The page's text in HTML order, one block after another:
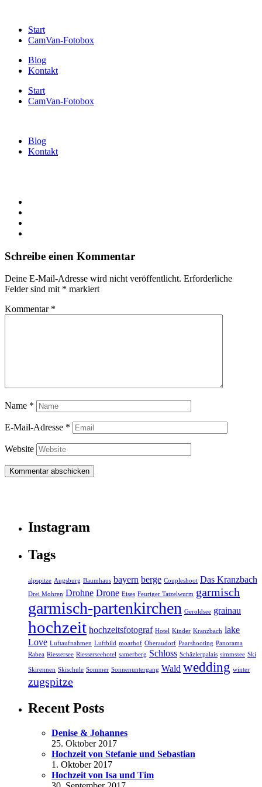
Start
CamVan-Fotobox
Blog
Kontakt
Start
CamVan-Fotobox
Blog
Kontakt
Schreibe einen Kommentar
Deine E-Mail-Adresse wird nicht veröffentlicht. Erforderliche
Felder sind mit * markiert
Kommentar *
Name *
E-Mail-Adresse *
Website
Instagram
Tags
alpspitze Augsburg Baumhaus bayern berge Coupleshoot Das Kranzbach
Drei Mohren Drohne Drone Eises Feuriger Tatzelwurm garmisch
garmisch-partenkirchen Geroldsee grainau
hochzeit hochzeitsfotograf Hotel Kinder Kranzbach lake
Love Luftaufnahmen Luftbild moarhof Oberaudorf Paarshooting Panorama
Rabea Riessersee Riesserseehotel samerberg Schloss Schäzlerpalais simmssee Ski
Skirennen Skischule Sommer Sonnenuntergang Wald wedding winter
zugspitze
Recent Posts
Denise & Johannes
25. Oktober 2017
Hochzeit von Stefanie und Sebastian
1. Oktober 2017
Hochzeit von Isa und Tim